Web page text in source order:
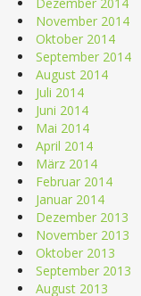
November 2014
Oktober 2014
September 2014
August 2014
Juli 2014
Juni 2014
Mai 2014
April 2014
März 2014
Februar 2014
Januar 2014
Dezember 2013
November 2013
Oktober 2013
September 2013
August 2013